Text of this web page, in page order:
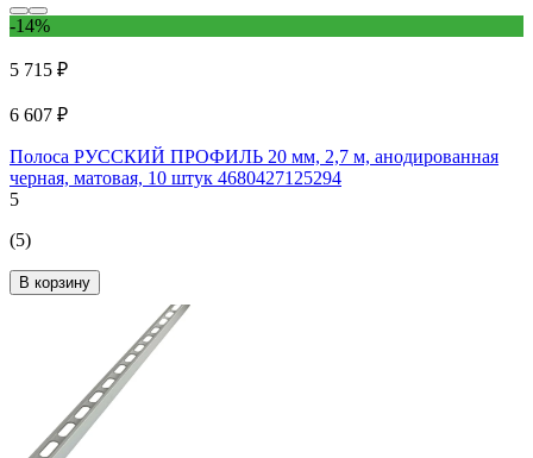
-14%
5 715 ₽
6 607 ₽
Полоса РУССКИЙ ПРОФИЛЬ 20 мм, 2,7 м, анодированная
черная, матовая, 10 штук 4680427125294
5
(5)
В корзину